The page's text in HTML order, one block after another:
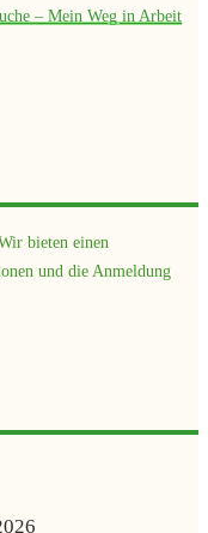
– Mein Weg in Arbeit
bieten einen
und die Anmeldung